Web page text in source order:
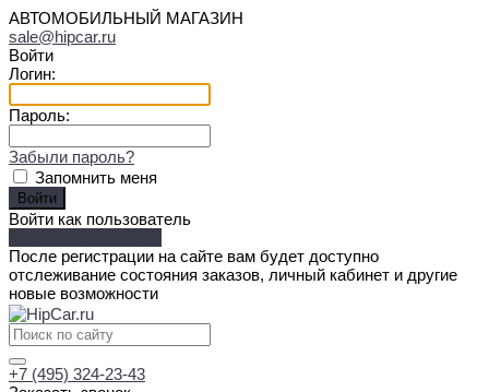
АВТОМОБИЛЬНЫЙ МАГАЗИН
sale@hipcar.ru
Войти
Логин:
Пароль:
Забыли пароль?
Запомнить меня
Войти как пользователь
После регистрации на сайте вам будет доступно
отслеживание состояния заказов, личный кабинет и другие
новые возможности
+7 (495) 324-23-43